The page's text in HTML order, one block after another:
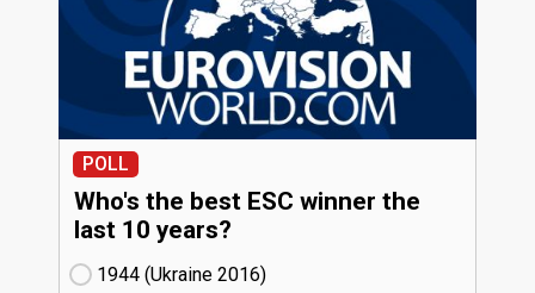
POLL
Who's the best ESC winner the
last 10 years?
1944 (Ukraine
16)